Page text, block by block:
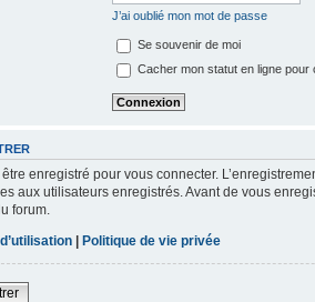
J’ai oublié mon mot de passe
Se souvenir de moi
Cacher mon statut en ligne pour
enregistré pour vous connecter.
aux utilisateurs enregistrés. Avant de vous
forum.
Politique de vie privée